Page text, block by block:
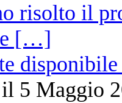
5 Maggio